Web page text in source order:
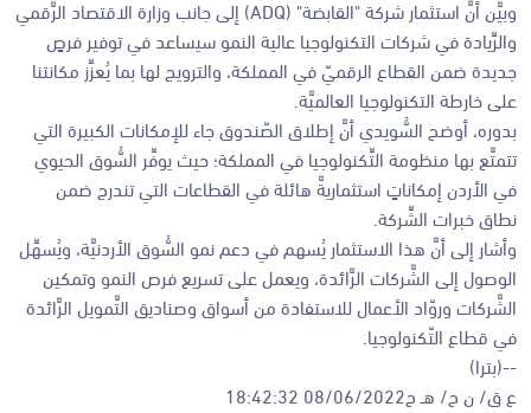
وبيَّن أنَّ استثمار شركة "القابضة" (ADQ) إلى جانب وزارة الاقتصاد الرَّقمي
والرِّيادة في شركات التكنولوجيا عالية النمو سيساعد في توفير فرصٍ
جديدة ضمن القطاع الرقميّ في المملكة، والترويج لها بما يُعزِّز مكانتنا
على خارطة التكنولوجيا العالميَّة.
بدوره، أوضح السُّويدي أنَّ إطلاق الصّندوق جاء للإمكانات الكبيرة التي
تتمتَّع بها منظومة التِّكنولوجيا في المملكة؛ حيث يوفِّر السُّوق الحيوي
في الأردن إمكاناتٍ استثماريةَّ هائلة في القطاعات التي تندرج ضمن
نطاق خبرات الشِّركة.
وأشار إلى أنَّ هذا الاستثمار يُسهم في دعم نمو السُّوق الأردنيَّة، ويُسهِّل
الوصول إلى الشَّركات الرَّائدة، ويعمل على تسريع فرص النمو وتمكين
الشَّركات وروّاد الأعمال للاستفادة من أسواق وصناديق التَّمويل الرَّائدة
في قطاع التّكنولوجيا.
--(بترا)
ع ق/ ن ح/ هـ ح08/06/2022 18:42:32